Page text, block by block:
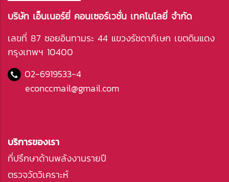
บริษัท เอ็นเนอร์ยี่ คอนเซอร์เวชั่น เทคโนโลยี่ จำกัด
เลขที่ 87 ซอยอินทามระ 44 แขวงรัชดาภิเษก เขตดินแดง
กรุงเทพฯ 10400
02-6919533-4
econccmail@gmail.com
บริการของเรา
ที่ปรึกษาด้านพลังงานรายปี
ตรวจวัดวิเคราะห์